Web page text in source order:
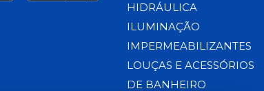
HIDRÁULICA
ILUMINAÇÃO
IMPERMEABILIZANTES
LOUÇAS E ACESSÓRIOS
DE BANHEIRO